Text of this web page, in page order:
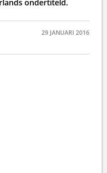
ondertiteld.
29 JANUARI 2016